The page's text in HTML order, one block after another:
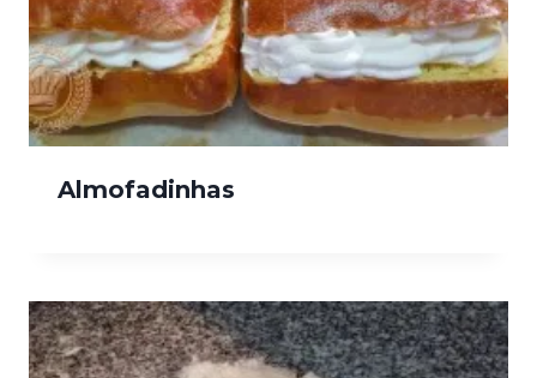
Almofadinhas